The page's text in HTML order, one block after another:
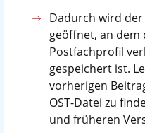
Dadurch wird
geöffnet, an dem
Postfachprofil
gespeichert ist.
vorherigen
OST-Datei zu
und früheren